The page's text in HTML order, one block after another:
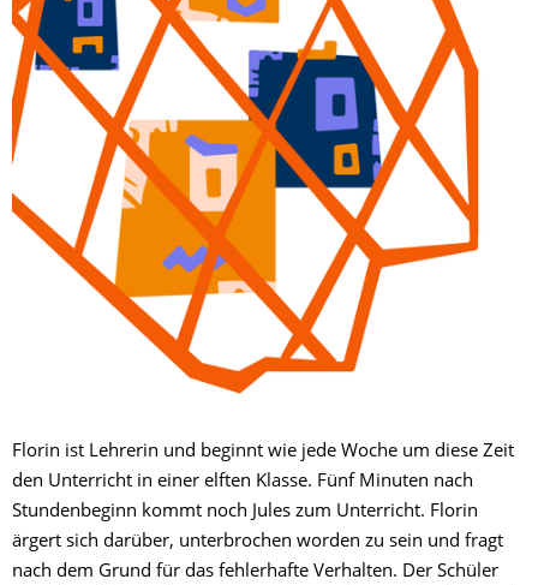
Florin ist Lehrerin und beginnt wie jede Woche um diese Zeit
den Unterricht in einer elften Klasse. Fünf Minuten nach
Stundenbeginn kommt noch Jules zum Unterricht. Florin
ärgert sich darüber, unterbrochen worden zu sein und fragt
nach dem Grund für das fehlerhafte Verhalten. Der Schüler